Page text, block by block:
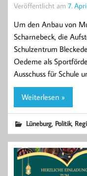
Veröffentlicht am 7.
Um den Anbau von
Scharnebeck, die
Schulzentrum
Oedeme als
Ausschuss für Schule
Weiterlesen »
Lüneburg, Politik,